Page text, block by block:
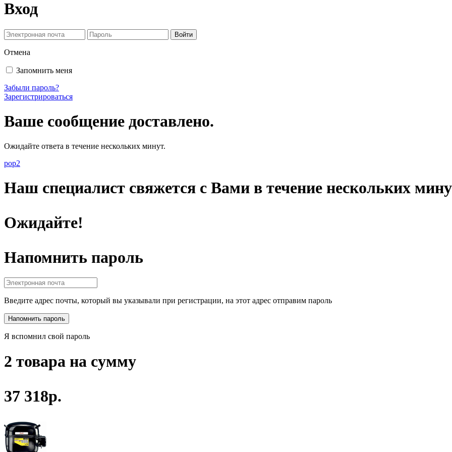
Вход
Отмена
Запомнить меня
Забыли пароль?
Зарегистрироваться
Ваше сообщение доставлено.
Ожидайте ответа в течение нескольких минут.
pop2
Наш специалист свяжется с Вами в течение нескольких
Ожидайте!
Напомнить пароль
Введите адрес почты, который вы указывали при регистрации, на этот адрес отправим пароль
Я вспомнил свой пароль
2 товара на сумму
37 318р.